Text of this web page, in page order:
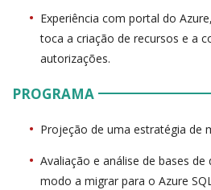
Experiência com portal do
toca a criação de recursos e a
autorizações.
PROGRAMA
Projeção de uma estratégia de
Avaliação e análise de bases de
modo a migrar para o Azure